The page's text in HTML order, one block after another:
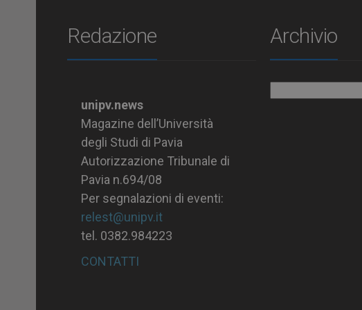
Redazione
unipv.news
Magazine dell’Università
degli Studi di Pavia
Autorizzazione Tribunale di
Pavia n.694/08
Per segnalazioni di eventi:
relest@unipv.it
tel. 0382.984223
CONTATTI
Archivio